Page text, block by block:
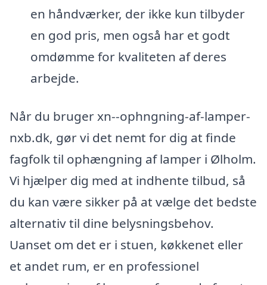
en håndværker, der ikke kun tilbyder
en god pris, men også har et godt
omdømme for kvaliteten af deres
arbejde.
Når du bruger xn--ophngning-af-lamper-
nxb.dk, gør vi det nemt for dig at finde
fagfolk til ophængning af lamper i Ølholm.
Vi hjælper dig med at indhente tilbud, så
du kan være sikker på at vælge det bedste
alternativ til dine belysningsbehov.
Uanset om det er i stuen, køkkenet eller
et andet rum, er en professionel